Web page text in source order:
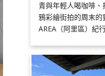
青與年輕人喝咖啡
鴉彩繪街拍的周末的
AREA（阿里區）紀